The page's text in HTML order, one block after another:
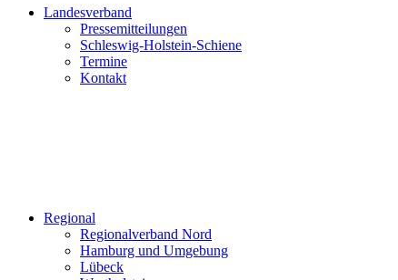
Landesverband
Pressemitteilungen
Schleswig-Holstein-Schiene
Termine
Kontakt
Regional
Regionalverband Nord
Hamburg und Umgebung
Lübeck